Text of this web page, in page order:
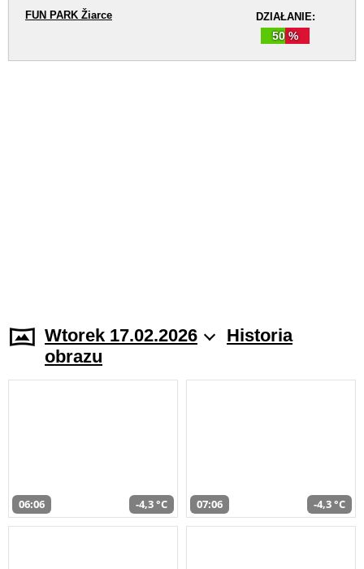
DZIAŁANIE:
50 %
FUN PARK Žiarce
Wtorek 17.02.2026
Historia
obrazu
06:06 -4,3 °C 07:06 -4,3 °C